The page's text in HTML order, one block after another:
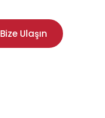
Bize Ulaşın